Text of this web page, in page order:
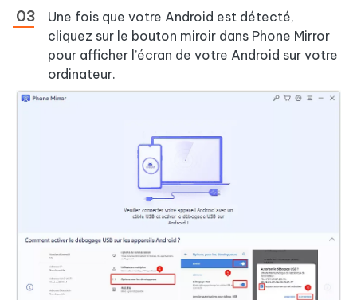
Une fois que votre Android est détecté,
cliquez sur le bouton miroir dans Phone Mirror
pour afficher l’écran de votre Android sur votre
ordinateur.